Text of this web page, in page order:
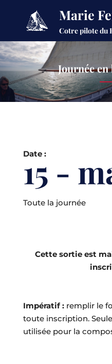
Marie
Cotre pilote du
Journée en
Date :
15 -
Toute la journée
Cette sortie est
Impératif :remplir le
toute inscription.
utilisée pour la